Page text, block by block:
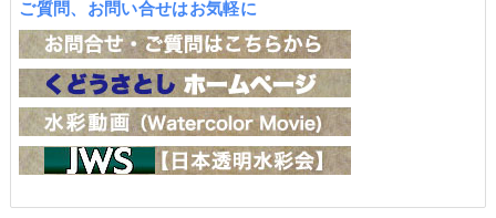
ご質問、お問い合せはお気軽に